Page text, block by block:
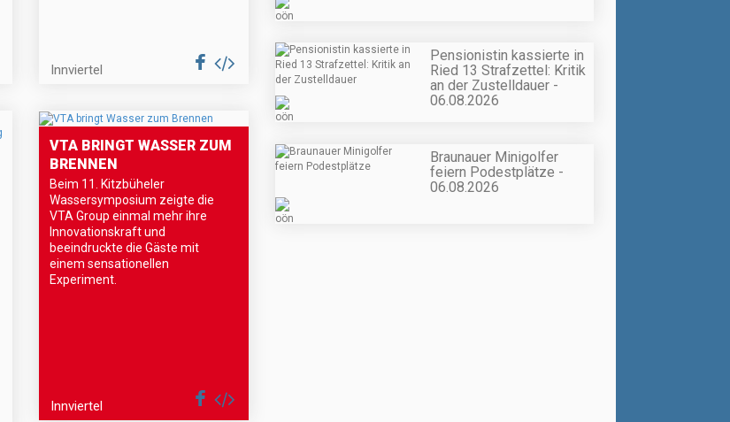
Innviertel
VTA BRINGT WASSER ZUM
BRENNEN
Beim 11. Kitzbüheler
Wassersymposium zeigte die
VTA Group einmal mehr ihre
Innovationskraft und
beeindruckte die Gäste mit
einem sensationellen
Experiment.
Innviertel
Pensionistin kassierte in
Ried 13 Strafzettel: Kritik
an der Zustelldauer -
06.08.2026
Braunauer Minigolfer
feiern Podestplätze -
06.08.2026